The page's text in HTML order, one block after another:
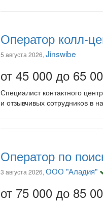
Оператор колл-
5 августа 2026, Jinswibe
от 45 000 до 65
Специалист контактного
и отзывчивых сотрудников в
Оператор по
3 августа 2026, ООО "Аладия"
от 75 000 до 85